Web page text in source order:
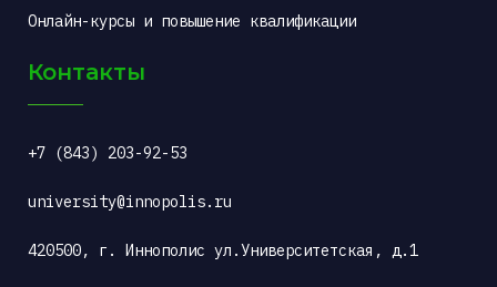
Онлайн-курсы и повышение квалификации
Контакты
+7 (843) 203-92-53
university@innopolis.ru
420500, г. Иннополис ул.Университетская, д.1